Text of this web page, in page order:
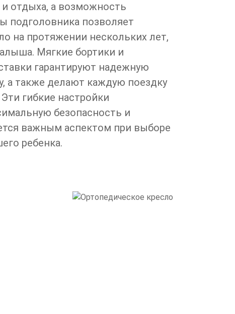
отдыха, а возможность
подголовника позволяет
на протяжении нескольких лет,
Мягкие бортики и
гарантируют надежную
а также делают каждую поездку
гибкие настройки
безопасность и
важным аспектом при выборе
ребенка.